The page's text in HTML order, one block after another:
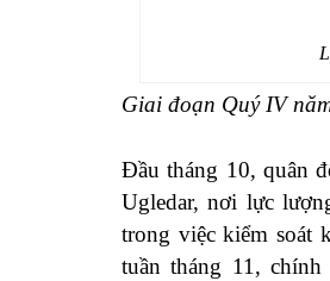
Giai đoạn Quý IV
Đầu tháng 10, quân
Ugledar, nơi lực
trong việc kiểm soát
tuần tháng 11,